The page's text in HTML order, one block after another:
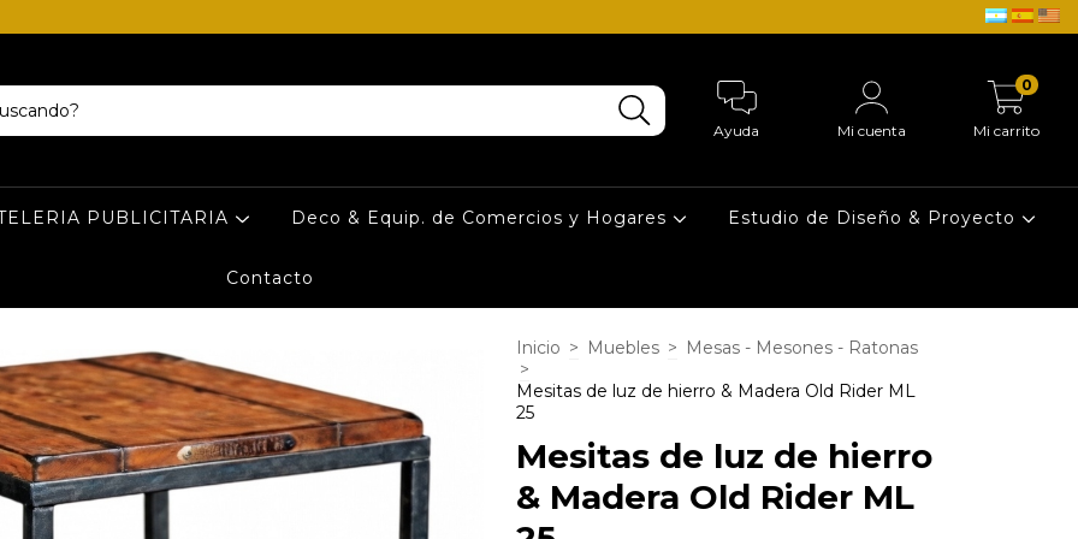
Ayuda Mi cuenta Mi carrito
0
PUBLICITARIA Deco & Equip. de Comercios у Hogares Estudio de Diseño & Proyecto
Contacto
Inicio > Muebles >
Mesas - Mesones - Ratonas
>
Mesitas de luz de hierro & Madera Old Rider ML
25
Mesitas de luz de hierro
& Madera Old Rider ML